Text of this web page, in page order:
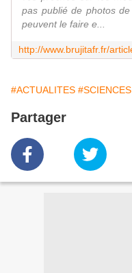
pas publié de photos
peuvent le faire e...
#ACTUALITES
Partager